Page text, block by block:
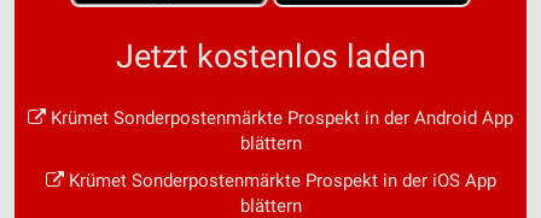
Jetzt kostenlos laden
Krümet Sonderpostenmärkte Prospekt in der Android App
blättern
Krümet Sonderpostenmärkte Prospekt in der iOS App
blättern